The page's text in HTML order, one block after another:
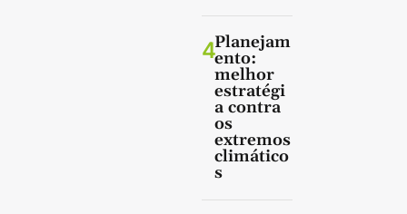
4Planejam
ento:
melhor
estratégi
a contra
os
extremos
climático
s